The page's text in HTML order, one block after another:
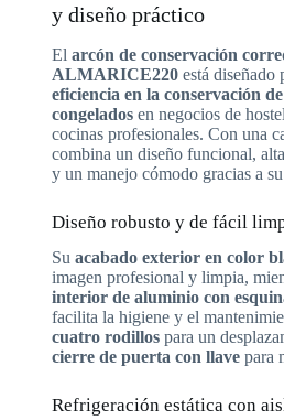
y diseño práctico
El arcón de conservación
ALMARICE220está diseñado
eficiencia en la conservación
congeladosen negocios de
cocinas profesionales. Con una
combina un diseño funcional,
y un manejo cómodo gracias a
Diseño robusto y de fácil
Su acabado exterior en color
imagen profesional y limpia,
interior de aluminio con
facilita la higiene y el
cuatro rodillospara un
cierre de puerta con llavepara
Refrigeración estática con